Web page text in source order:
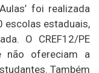
foi realizada
escolas estaduais,
O CREF12/PE
não ofereciam a
Também